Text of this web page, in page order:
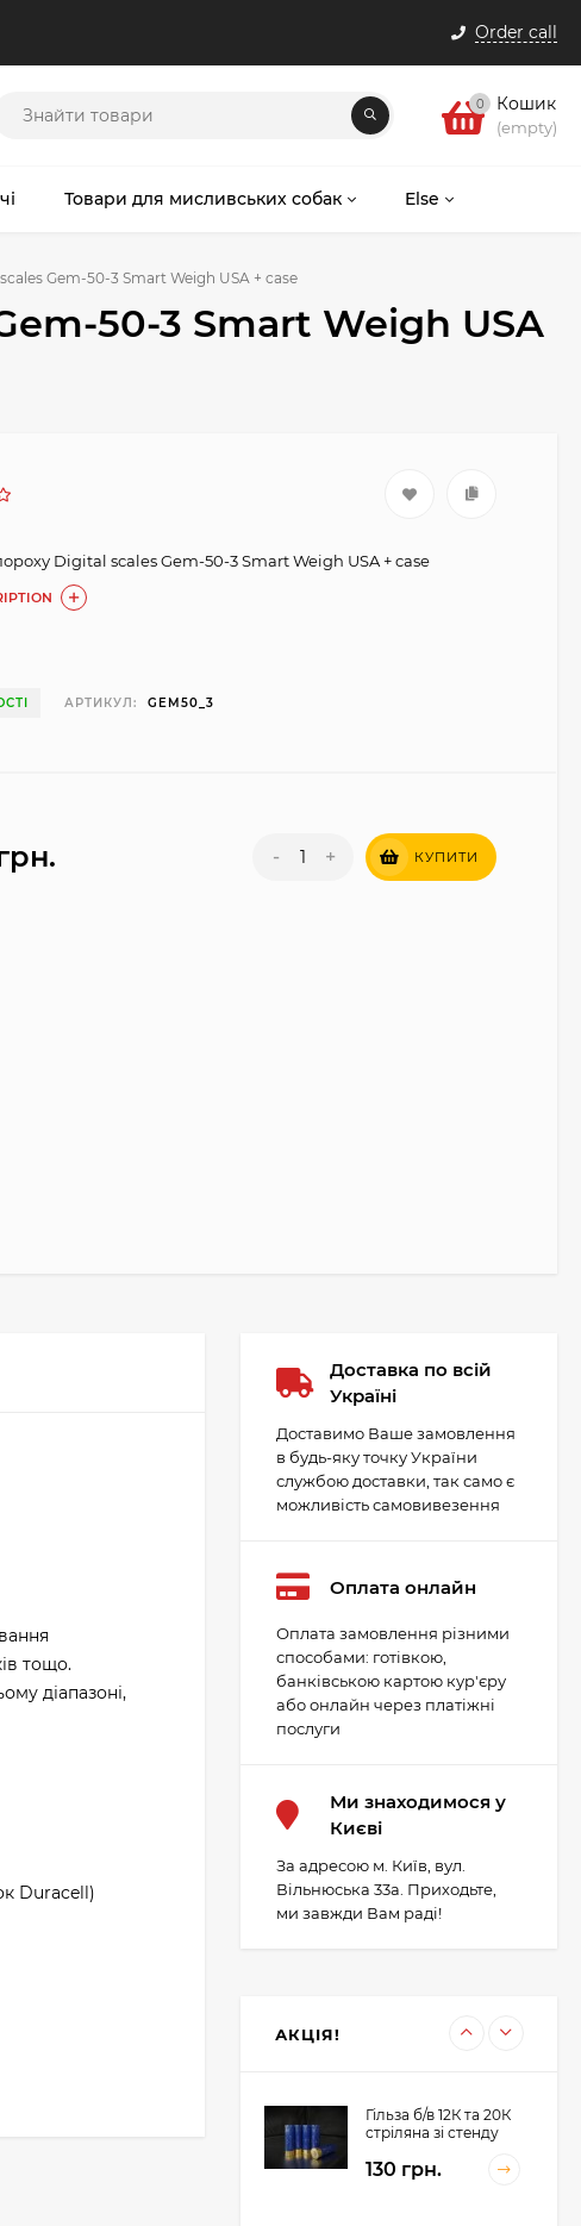
Order call
0 Кошик
(empty)
Товари для мисливських собак Else
Gem-50-3 Smart Weigh USA + case
50-3 Smart Weigh USA
Digital scales Gem-50-3 Smart Weigh USA + case
АРТИКУЛ: GEM50_3
- + КУПИТИ
тощо.
діапазоні,
Duracell)
Доставка по всій
Україні
Доставимо Ваше замовлення
в будь-яку точку України
службою доставки, так само є
можливість самовивезення
Оплата онлайн
Оплата замовлення різними
способами: готівкою,
банківською картою кур'єру
або онлайн через платіжні
послуги
Ми знаходимося у
Києві
За адресою м. Київ, вул.
Вільнюська 33а. Приходьте,
ми завжди Вам раді!
АКЦІЯ!
Картонні прокладки
на порох та дріб (50
шт. на порох, 50 шт.
на дріб)
23 грн.
Картеч
Гільза б/в 12К та 20К
стріляна зі стенду
130 грн.